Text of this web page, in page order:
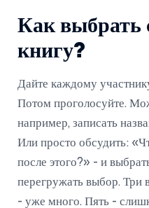
Как
книгу?
Дайте каждому
Потом проголосуйте.
например, записать
Или просто обсудить:
после этого?» - и
перегружать выбор. Три
- уже много. Пять -